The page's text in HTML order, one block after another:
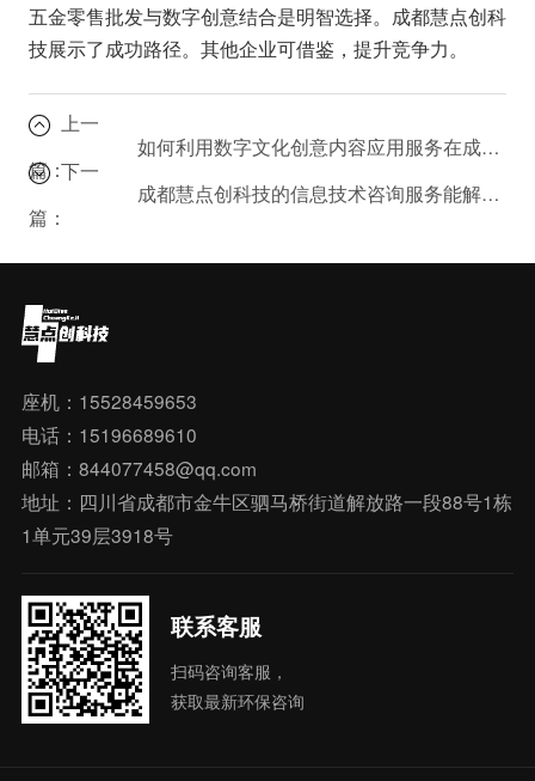
五金零售批发与数字创意结合是明智选择。成都慧点创科
技展示了成功路径。其他企业可借鉴，提升竞争力。
上一
篇：
如何利用数字文化创意内容应用服务在成都慧点创科技实现业务增长？
下一
篇：
成都慧点创科技的信息技术咨询服务能解决哪些企业痛点？
座机：15528459653
电话：15196689610
邮箱：844077458@qq.com
地址：四川省成都市金牛区驷马桥街道解放路一段88号1栋
1单元39层3918号
联系客服
扫码咨询客服，
获取最新环保咨询